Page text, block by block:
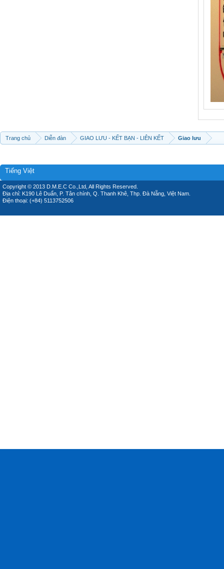
Trang chủ Diễn đàn GIAO LƯU - KẾT BẠN - LIÊN KẾT Giao lưu
Tiếng Việt
Copyright © 2013 D.M.E.C Co.,Ltd, All Rights Reserved.
Địa chỉ: K190 Lê Duẩn, P. Tân chính, Q. Thanh Khê, Thp. Đà Nẵng, Việt Nam.
Điện thoại: (+84) 5113752506